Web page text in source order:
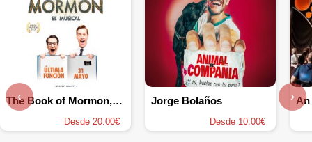
The Book of Mormon, el musical
Desde 20.00€
Jorge Bolaños
Desde 10.00€
‹ ›